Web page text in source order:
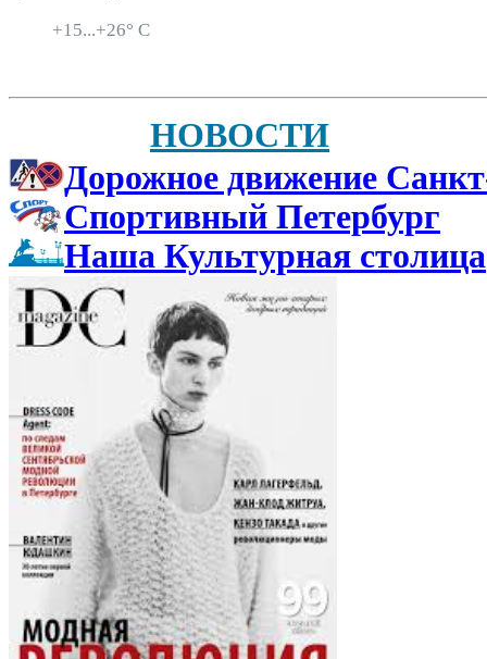
+15...+26° C
НОВОСТИ
Дорожное движение
Спортивный Петербург
Наша Культурная столица